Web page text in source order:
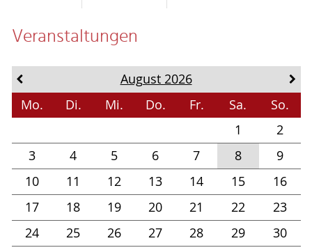
Veranstaltungen
August 2026
Mo.
Di. Mi. Do. Fr. Sa.
So.
1
2
3
4 5 6 7 8
9
10
11 12 13 14 15
16
17
18 19 20 21 22
23
24
25 26 27 28 29
30